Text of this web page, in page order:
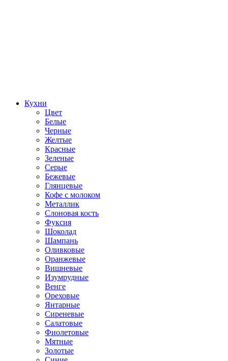
Кухни
Цвет
Белые
Черные
Желтые
Красные
Зеленые
Серые
Бежевые
Глянцевые
Кофе с молоком
Металлик
Слоновая кость
Фуксия
Шоколад
Шампань
Оливковые
Оранжевые
Вишневые
Изумрудные
Венге
Ореховые
Янтарные
Сиреневые
Салатовые
Фиолетовые
Мятные
Золотые